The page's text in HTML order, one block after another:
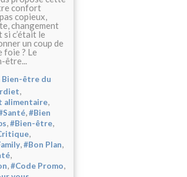
confort
copieux,
changement
c’était le
un coup de
foie ? Le
être...
être du
,
alimentaire,
,#Bien
,#Bien-être,
,
,#Bon Plan,
,
,#Code Promo,